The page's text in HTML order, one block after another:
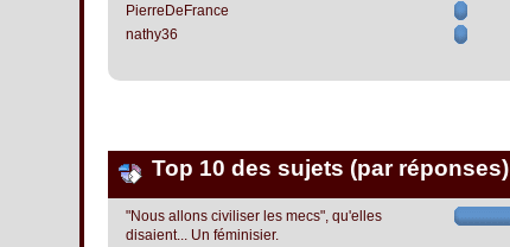
PierreDeFrance
nathy36
Top 10 des sujets (par réponses)
"Nous allons civiliser les mecs", qu'elles
disaient... Un féminisier.